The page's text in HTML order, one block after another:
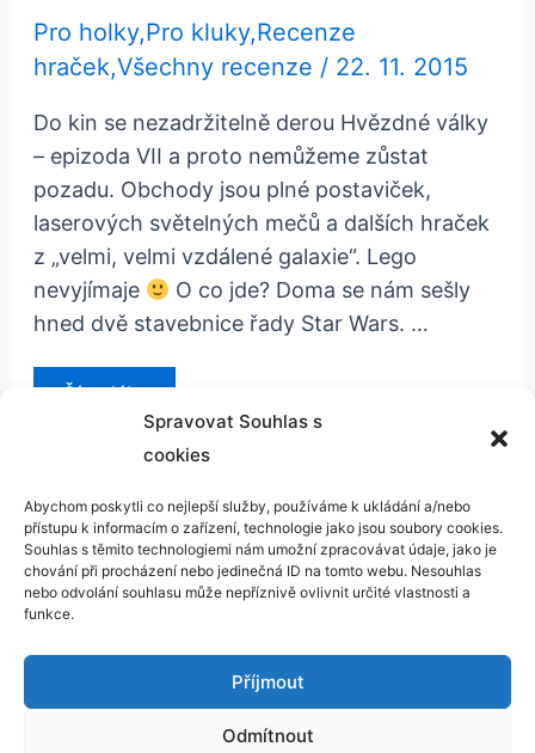
Spravovat Souhlas s
cookies
Abychom poskytli co nejlepší služby, používáme k ukládání a/nebo
přístupu k informacím o zařízení, technologie jako jsou soubory cookies.
Souhlas s těmito technologiemi nám umožní zpracovávat údaje, jako je
chování při procházení nebo jedinečná ID na tomto webu. Nesouhlas
nebo odvolání souhlasu může nepříznivě ovlivnit určité vlastnosti a
funkce.
Příjmout
Odmítnout
Pro holky,Pro kluky,Recenze
hraček,Všechny recenze / 22. 11. 2015
Do kin se nezadržitelně derou Hvězdné války
– epizoda VII a proto nemůžeme zůstat
pozadu. Obchody jsou plné postaviček,
laserových světelných mečů a dalších hraček
z „velmi, velmi vzdálené galaxie“. Lego
nevyjímaje
O co jde? Doma se nám sešly
hned dvě stavebnice řady Star Wars. …
recenze:
Číst dál »
Kontakt
GDPR